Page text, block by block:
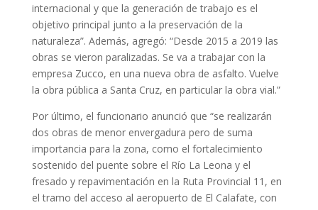
internacional y que la generación de trabajo es el
objetivo principal junto a la preservación de la
naturaleza”. Además, agregó: “Desde 2015 a 2019 las
obras se vieron paralizadas. Se va a trabajar con la
empresa Zucco, en una nueva obra de asfalto. Vuelve
la obra pública a Santa Cruz, en particular la obra vial.”
Por último, el funcionario anunció que “se realizarán
dos obras de menor envergadura pero de suma
importancia para la zona, como el fortalecimiento
sostenido del puente sobre el Río La Leona y el
fresado y repavimentación en la Ruta Provincial 11, en
el tramo del acceso al aeropuerto de El Calafate, con